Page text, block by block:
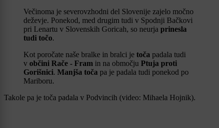
Večinoma je severovzhodni del Slovenije zajelo močno
deževje. Ponekod, med drugim tudi v Spodnji Bačkovi
pri Lenartu v Slovenskih Goricah, so neurja prinesla
tudi točo.
Kot poročate naše bralke in bralci je toča padala tudi
v občini Rače - Fram in na območju Ptuja proti
Gorišnici. Manjša toča pa je padala tudi ponekod po
Mariboru.
Takole pa je toča padala v Podvincih (video: Mihaela Hojnik).